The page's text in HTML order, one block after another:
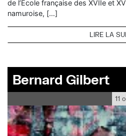
de l’Ecole française des XVIIe et
namuroise, […]
LIRE LA
Bernard Gilbert
11